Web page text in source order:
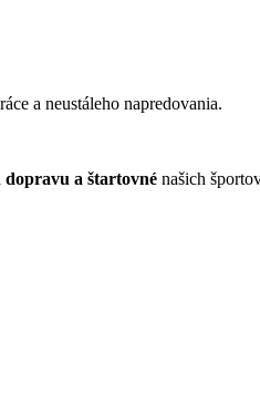
a neustáleho napredovania.
dopravu a štartovné našich